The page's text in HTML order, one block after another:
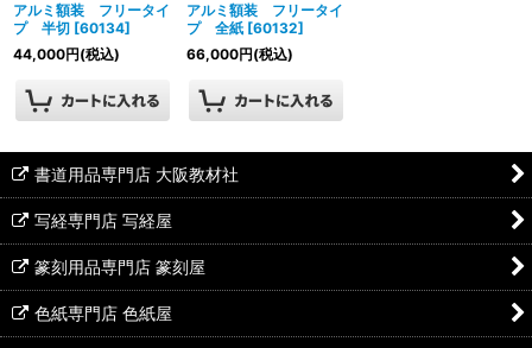
アルミ額装 フリータイ
プ 半切 [60134]
44,000円(税込)
アルミ額装 フリータイ
プ 全紙 [60132]
66,000円(税込)
書道用品専門店 大阪教材社
写経専門店 写経屋
篆刻用品専門店 篆刻屋
色紙専門店 色紙屋